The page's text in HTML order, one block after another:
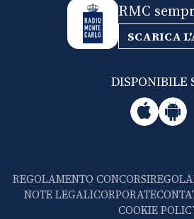
RMC
SCARICA
DISPONIBILE
REGOLAMENTO CONCORSI
NOTE LEGALICORPORATE
COOKIE